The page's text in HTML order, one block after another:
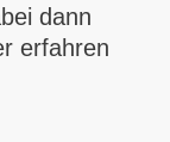
dann
erfahren